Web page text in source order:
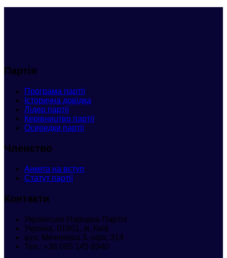
Партія
Програма партії
Історична довідка
Лідер партії
Керівництво партії
Осередки партії
Членство
Анкета на вступ
Статут партії
Контакти
Українська Народна Партія
Україна, 01601, м. Київ
вул. Мечнікова 3, офіс 314
Тел.: +38 095 145 6940